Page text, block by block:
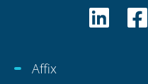
Affix